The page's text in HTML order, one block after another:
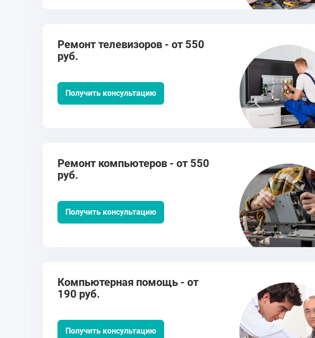
Ремонт телевизоров - от 550
руб.
Получить консультацию
Ремонт компьютеров - от 550
руб.
Получить консультацию
Компьютерная помощь - от
190 руб.
Получить консультацию